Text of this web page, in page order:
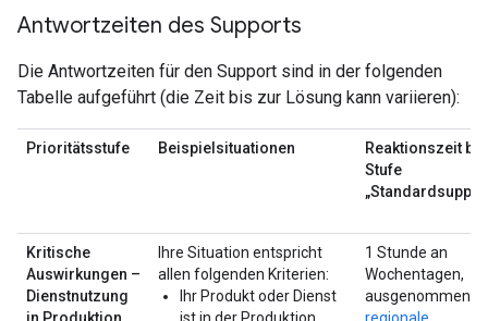
Antwortzeiten des Supports
Die Antwortzeiten für den Support sind in der folgenden
Tabelle aufgeführt (die Zeit bis zur Lösung kann variieren):
Prioritätsstufe Beispielsituationen
Reaktionszeit bei
Stufe
Kritische
Auswirkungen –
Dienstnutzung
in Produktion
Ihre Situation entspricht
allen folgenden Kriterien:
Ihr Produkt oder Dienst
ist in der Produktion
1 Stunde an
Wochentagen,
ausgenommen
regionale